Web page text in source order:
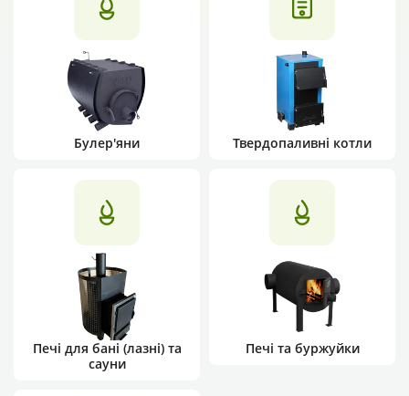
Булер'яни Твердопаливні котли
Печі для бані (лазні) та
сауни
Печі та буржуйки